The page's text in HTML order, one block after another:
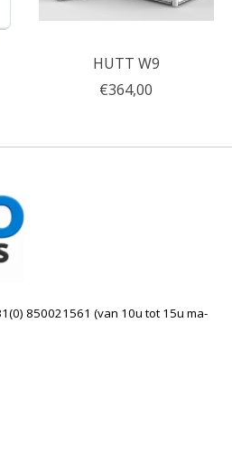
HUTT W9
€364,00
850021561 (van 10u tot 15u ma-